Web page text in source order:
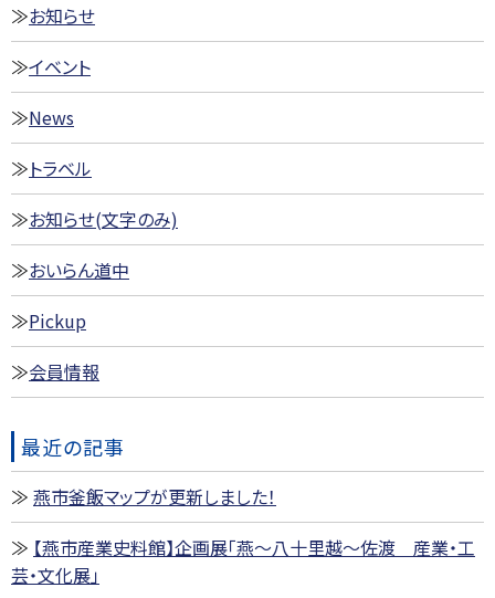
お知らせ
イベント
News
トラベル
お知らせ(文字のみ)
おいらん道中
Pickup
会員情報
最近の記事
燕市釜飯マップが更新しました！
【燕市産業史料館】企画展「燕～八十里越～佐渡 産業・工
芸・文化展」